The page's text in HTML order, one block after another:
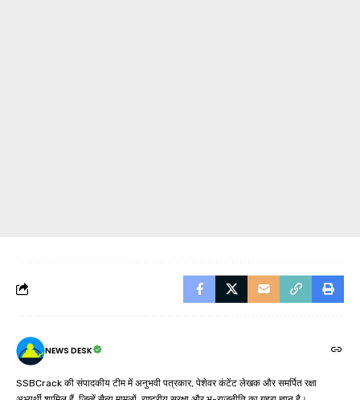
NEWS DESK
SSBCrack की संपादकीय टीम में अनुभवी पत्रकार, पेशेवर कंटेंट लेखक और समर्पित रक्षा